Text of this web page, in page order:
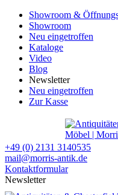
Showroom &
Showroom
Neu eingetroffen
Kataloge
Video
Blog
Newsletter
Neu eingetroffen
Zur Kasse
+49 (0) 2131 3140535
mail@morris-antik.de
Kontaktformular
Newsletter